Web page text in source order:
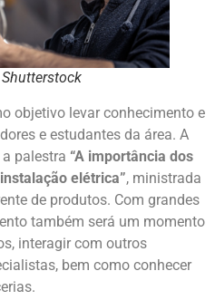
objetivo levar conhecimento e
e estudantes da área. A
palestra “A importância dos
elétrica”, ministrada
de produtos. Com grandes
também será um momento
interagir com outros
bem como conhecer